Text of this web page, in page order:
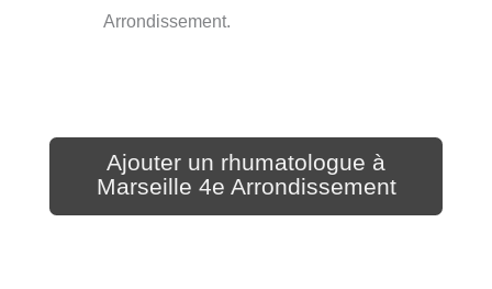
Arrondissement.
Ajouter un rhumatologue à
Marseille 4e Arrondissement